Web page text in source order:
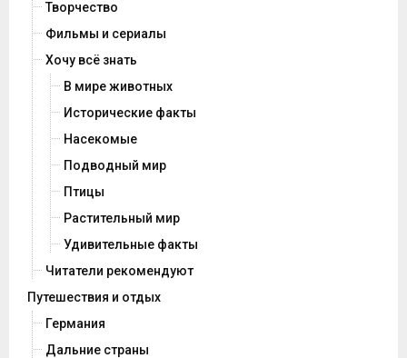
Творчество
Фильмы и сериалы
Хочу всё знать
В мире животных
Исторические факты
Насекомые
Подводный мир
Птицы
Растительный мир
Удивительные факты
Читатели рекомендуют
Путешествия и отдых
Германия
Дальние страны